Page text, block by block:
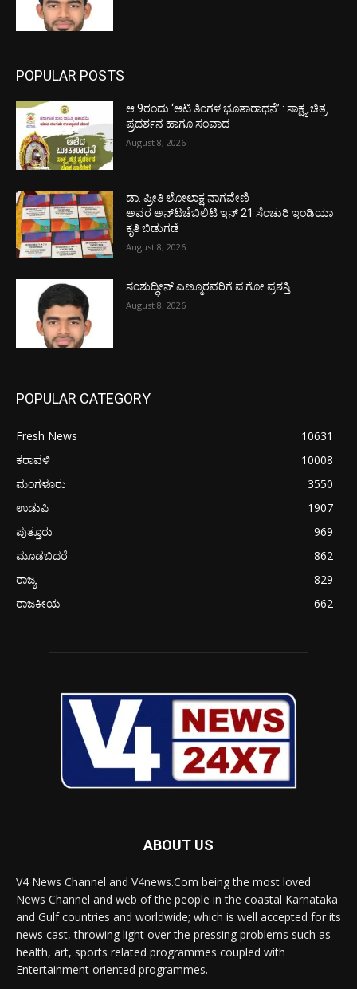
POPULAR POSTS
ಆ.9ರಂದು ‘ಆಟಿ ತಿಂಗಳ ಭೂತಾರಾಧನೆ’ : ಸಾಕ್ಷ್ಯ ಚಿತ್ರ
ಪ್ರದರ್ಶನ ಹಾಗೂ ಸಂವಾದ
August 8, 2026
ಡಾ. ಪ್ರೀತಿ ಲೋಲಾಕ್ಷ ನಾಗವೇಣಿ
ಅವರ ಅನ್‌ಟಚೆಬಿಲಿಟಿ ಇನ್ 21 ಸೆಂಚುರಿ ಇಂಡಿಯಾ
ಕೃತಿ ಬಿಡುಗಡೆ
August 8, 2026
ಸಂಶುದ್ಧೀನ್ ಎಣ್ಮೂರವರಿಗೆ ಪ.ಗೋ ಪ್ರಶಸ್ತಿ
August 8, 2026
POPULAR CATEGORY
Fresh News
10631
ಕರಾವಳಿ
10008
ಮಂಗಳೂರು
3550
ಉಡುಪಿ
1907
ಪುತ್ತೂರು
969
ಮೂಡಬಿದರೆ
862
ರಾಜ್ಯ
829
ರಾಜಕೀಯ
662
ABOUT US
V4 News Channel and V4news.Com being the most loved
News Channel and web of the people in the coastal Karnataka
and Gulf countries and worldwide; which is well accepted for its
news cast, throwing light over the pressing problems such as
health, art, sports related programmes coupled with
Entertainment oriented programmes.